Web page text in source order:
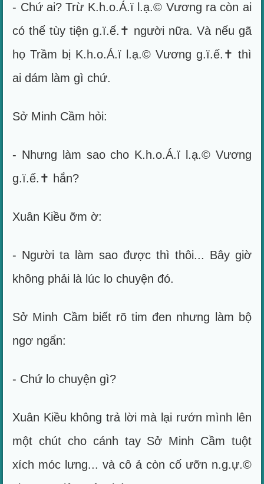
- Chứ ai? Trừ K.h.o.Á.ï l.ạ.© Vương ra còn ai
có thể tùy tiện g.ï.ế.✝ người nữa. Và nếu gã
họ Trầm bị K.h.o.Á.ï l.ạ.© Vương g.ï.ế.✝ thì
ai dám làm gì chứ.
Sở Minh Cầm hỏi:
- Nhưng làm sao cho K.h.o.Á.ï l.ạ.© Vương
g.ï.ế.✝ hắn?
Xuân Kiều ỡm ờ:
- Người ta làm sao được thì thôi... Bây giờ
không phải là lúc lo chuyện đó.
Sở Minh Cầm biết rõ tim đen nhưng làm bộ
ngơ ngẩn:
- Chứ lo chuyện gì?
Xuân Kiều không trả lời mà lại rướn mình lên
một chút cho cánh tay Sở Minh Cầm tuột
xích móc lưng... và cô ả còn cố ưỡn n.g.ự.©